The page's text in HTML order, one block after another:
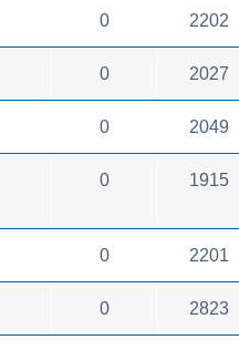
0 2202
0 2027
0 2049
0 1915
0 2201
0 2823